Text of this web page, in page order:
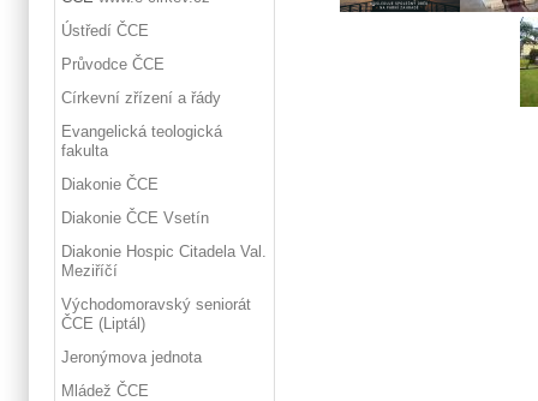
Ústředí ČCE
Průvodce ČCE
Církevní zřízení a řády
Evangelická teologická
fakulta
Diakonie ČCE
Diakonie ČCE Vsetín
Diakonie Hospic Citadela Val.
Meziříčí
Východomoravský seniorát
ČCE (Liptál)
Jeronýmova jednota
Mládež ČCE